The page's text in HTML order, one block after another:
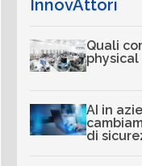
InnovAttori
Quali
physical
AI in
di